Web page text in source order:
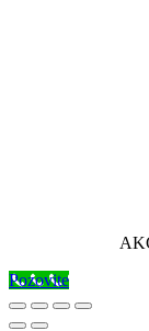
Pozovite